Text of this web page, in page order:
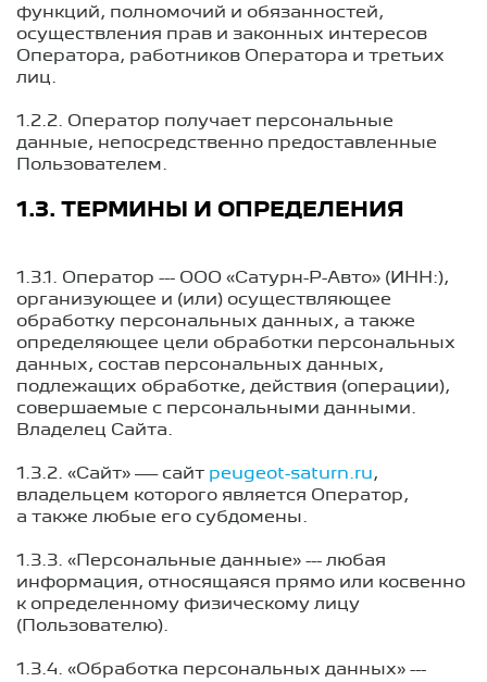
функций, полномочий и обязанностей,
осуществления прав и законных интересов
Оператора, работников Оператора и третьих
лиц.
1.2.2. Оператор получает персональные
данные, непосредственно предоставленные
Пользователем.
1.3. ТЕРМИНЫ И ОПРЕДЕЛЕНИЯ
1.3.1. Оператор --- ООО «Сатурн-Р-Авто» (ИНН:),
организующее и (или) осуществляющее
обработку персональных данных, а также
определяющее цели обработки персональных
данных, состав персональных данных,
подлежащих обработке, действия (операции),
совершаемые с персональными данными.
Владелец Сайта.
1.3.2. «Сайт» — сайт peugeot-saturn.ru ,
владельцем которого является Оператор,
а также любые его субдомены.
1.3.3. «Персональные данные» --- любая
информация, относящаяся прямо или косвенно
к определенному физическому лицу
(Пользователю).
1.3.4. «Обработка персональных данных» ---